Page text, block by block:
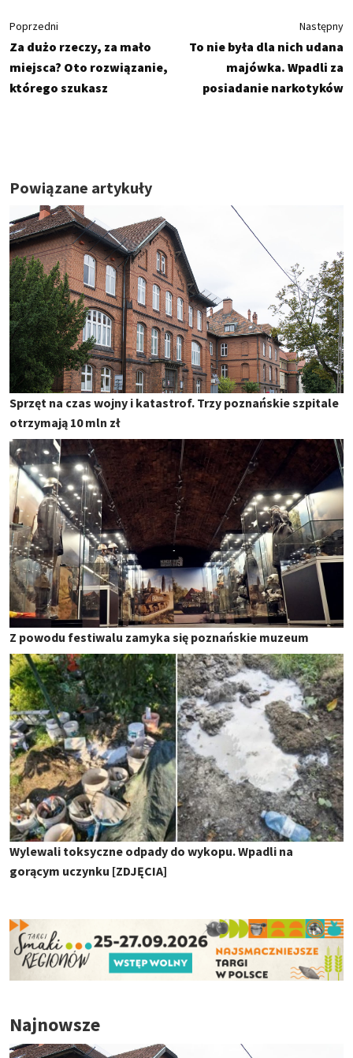
Poprzedni
Za dużo rzeczy, za mało
miejsca? Oto rozwiązanie,
którego szukasz
Następny
To nie była dla nich udana
majówka. Wpadli za
posiadanie narkotyków
Powiązane artykuły
Sprzęt na czas wojny i katastrof. Trzy poznańskie szpitale
otrzymają 10 mln zł
Z powodu festiwalu zamyka się poznańskie muzeum
Wylewali toksyczne odpady do wykopu. Wpadli na
gorącym uczynku [ZDJĘCIA]
Najnowsze